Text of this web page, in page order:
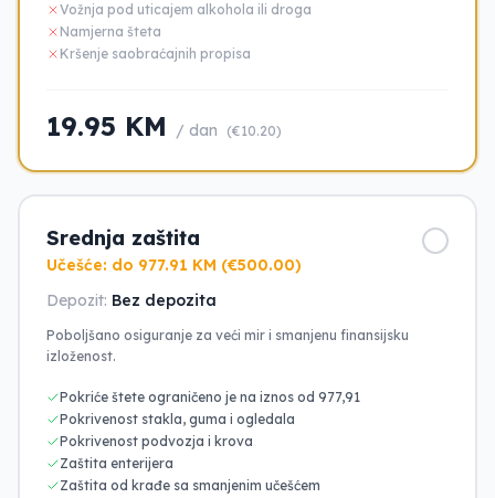
Vožnja pod uticajem alkohola ili droga
Namjerna šteta
Kršenje saobraćajnih propisa
19.95 KM / dan (€10.20)
Srednja zaštita
Učešće: do 977.91 KM (€500.00)
Depozit: Bez depozita
Poboljšano osiguranje za veći mir i smanjenu finansijsku
izloženost.
Pokriće štete ograničeno je na iznos od 977,91
Pokrivenost stakla, guma i ogledala
Pokrivenost podvozja i krova
Zaštita enterijera
Zaštita od krađe sa smanjenim učešćem